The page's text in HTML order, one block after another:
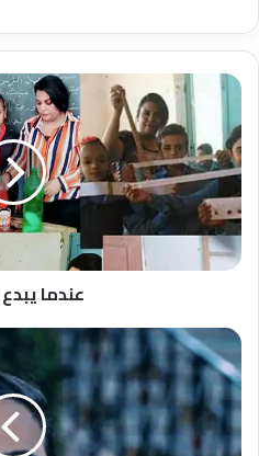
عندما
يبدع
المعلم
عندما
طيور
الظلام
والمتربصين